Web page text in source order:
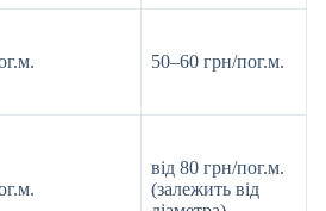
50–60 грн/пог.м.
від 80 грн/пог.м.
(залежить від